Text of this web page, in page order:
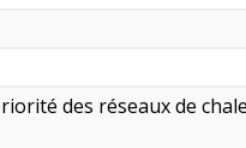
des réseaux de